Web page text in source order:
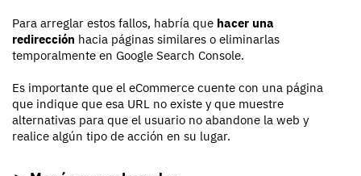
Para arreglar estos fallos, habría que hacer una
redirección hacia páginas similares o eliminarlas
temporalmente en Google Search Console.
Es importante que el eCommerce cuente con una página
que indique que esa URL no existe y que muestre
alternativas para que el usuario no abandone la web y
realice algún tipo de acción en su lugar.